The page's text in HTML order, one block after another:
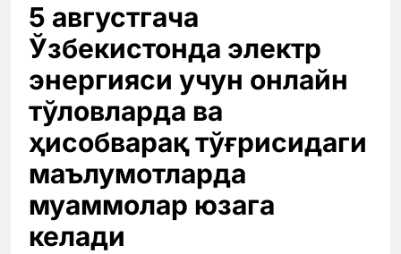
5 августгача
Ўзбекистонда электр
энергияси учун онлайн
тўловларда ва
ҳисобварақ тўғрисидаги
маълумотларда
муаммолар юзага
келади